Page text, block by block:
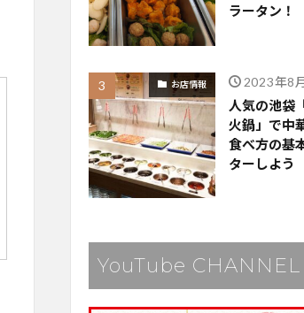
ラータン！
お店情報 2023年8
人気の池袋
火鍋」で中
食べ方の基
ターしよう
YouTube CHANNEL